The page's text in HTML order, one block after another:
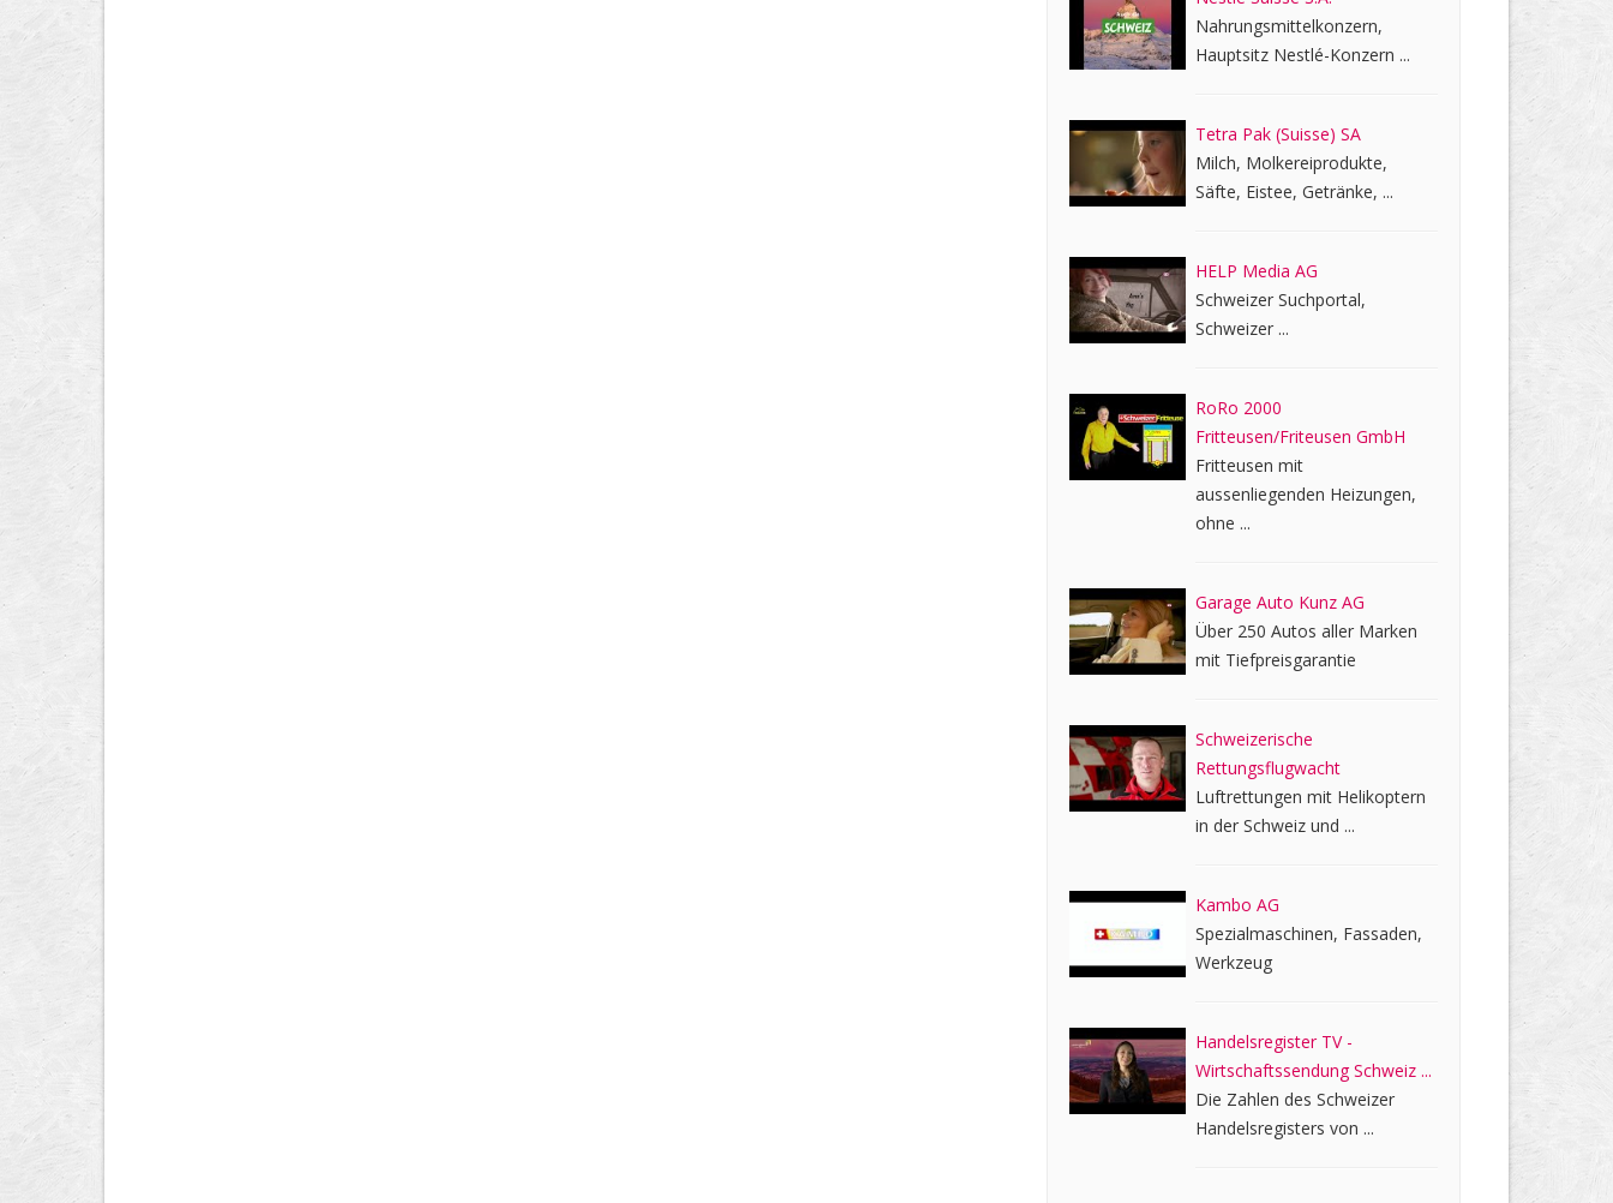
Nahrungsmittelkonzern,
Hauptsitz Nestlé-Konzern ...
Tetra Pak (Suisse) SA
Milch, Molkereiprodukte,
Säfte, Eistee, Getränke, ...
HELP Media AG
Schweizer Suchportal,
Schweizer ...
RoRo 2000
Fritteusen/Friteusen GmbH
Fritteusen mit
aussenliegenden Heizungen,
ohne ...
Garage Auto Kunz AG
Über 250 Autos aller Marken
mit Tiefpreisgarantie
Schweizerische
Rettungsflugwacht
Luftrettungen mit Helikoptern
in der Schweiz und ...
Kambo AG
Spezialmaschinen, Fassaden,
Werkzeug
Handelsregister TV -
Wirtschaftssendung Schweiz ...
Die Zahlen des Schweizer
Handelsregisters von ...